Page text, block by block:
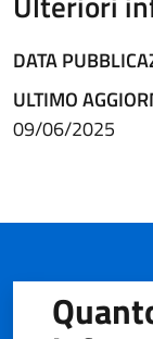
DATA
ULTIMO
09/06/2025